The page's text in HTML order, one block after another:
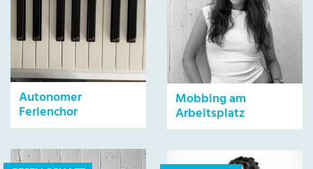
Autonomer
Ferienchor
Mobbing am
Arbeitsplatz